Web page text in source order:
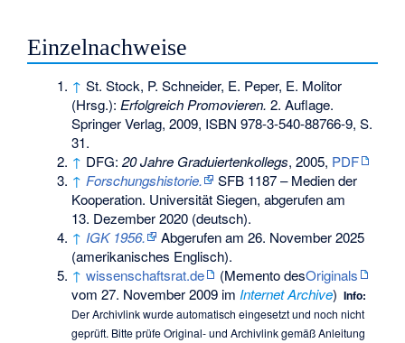
Einzelnachweise
↑ St. Stock, P. Schneider, E. Peper, E. Molitor
(Hrsg.):Erfolgreich Promovieren. 2. Auflage.
Springer Verlag, 2009, ISBN 978-3-540-88766-9, S.
31.
↑ DFG:20 Jahre Graduiertenkollegs, 2005, PDF
↑ Forschungshistorie.
SFB 1187 – Medien der
Kooperation. Universität Siegen, abgerufen am
13. Dezember 2020 (deutsch).
↑ IGK 1956.
Abgerufen am 26. November 2025
(amerikanisches Englisch).
↑ wissenschaftsrat.de (MementodesOriginals
vom 27. November 2009 imInternet Archive) Info:
Der Archivlink wurde automatisch eingesetzt und noch nicht
geprüft. Bitte prüfe Original- und Archivlink gemäßAnleitung